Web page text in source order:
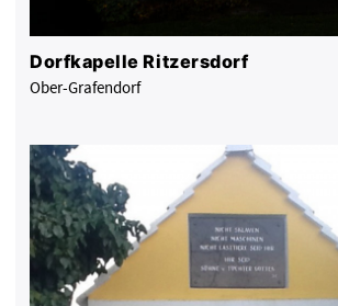
Dorfkapelle Ritzersdorf
Ober-Grafendorf